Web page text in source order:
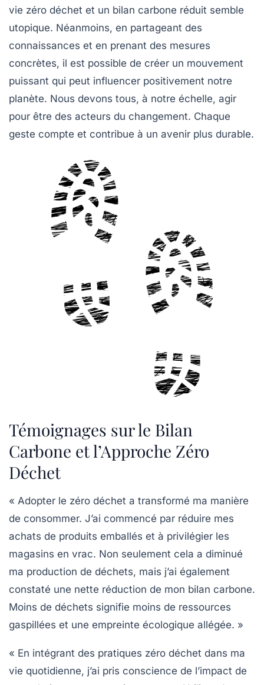
vie zéro déchet et un bilan carbone réduit semble
utopique. Néanmoins, en partageant des
connaissances et en prenant des mesures
concrètes, il est possible de créer un mouvement
puissant qui peut influencer positivement notre
planète. Nous devons tous, à notre échelle, agir
pour être des acteurs du changement. Chaque
geste compte et contribue à un avenir plus durable.
Témoignages sur le Bilan
Carbone et l’Approche Zéro
Déchet
« Adopter le zéro déchet a transformé ma manière
de consommer. J’ai commencé par réduire mes
achats de produits emballés et à privilégier les
magasins en vrac. Non seulement cela a diminué
ma production de déchets, mais j’ai également
constaté une nette réduction de mon bilan carbone.
Moins de déchets signifie moins de ressources
gaspillées et une empreinte écologique allégée. »
« En intégrant des pratiques zéro déchet dans ma
vie quotidienne, j’ai pris conscience de l’impact de